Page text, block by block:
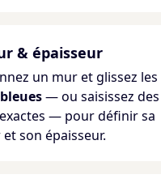
& épaisseur
un mur et glissez les
— ou saisissez des
— pour définir sa
son épaisseur.